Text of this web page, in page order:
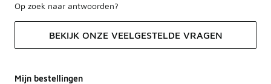
Op zoek naar antwoorden?
BEKIJK ONZE VEELGESTELDE VRAGEN
Mijn bestellingen